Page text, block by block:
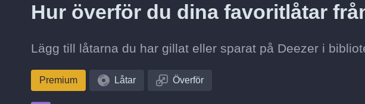
Hur överför du dina favoritlåtar
Lägg till låtarna du har gillat eller sparat på Deezer i
Premium Låtar Överför